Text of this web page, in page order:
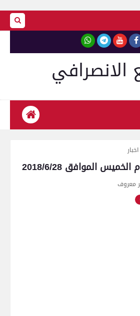
الانصرافي
اخبار
الموافق 2018/6/28
معروف